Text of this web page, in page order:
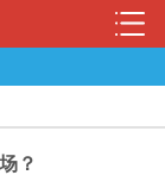
？